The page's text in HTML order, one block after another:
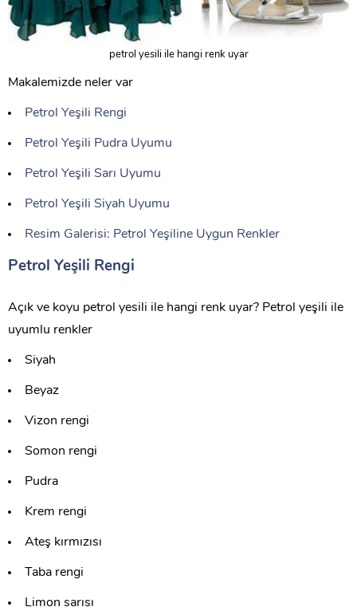
petrol yesili ile hangi renk uyar
Makalemizde neler var
Petrol Yeşili Rengi
Petrol Yeşili Pudra Uyumu
Petrol Yeşili Sarı Uyumu
Petrol Yeşili Siyah Uyumu
Resim Galerisi: Petrol Yeşiline Uygun Renkler
Petrol Yeşili Rengi
Açık ve koyu petrol yesili ile hangi renk uyar? Petrol yeşili ile
uyumlu renkler
Siyah
Beyaz
Vizon rengi
Somon rengi
Pudra
Krem rengi
Ateş kırmızısı
Taba rengi
Limon sarısı